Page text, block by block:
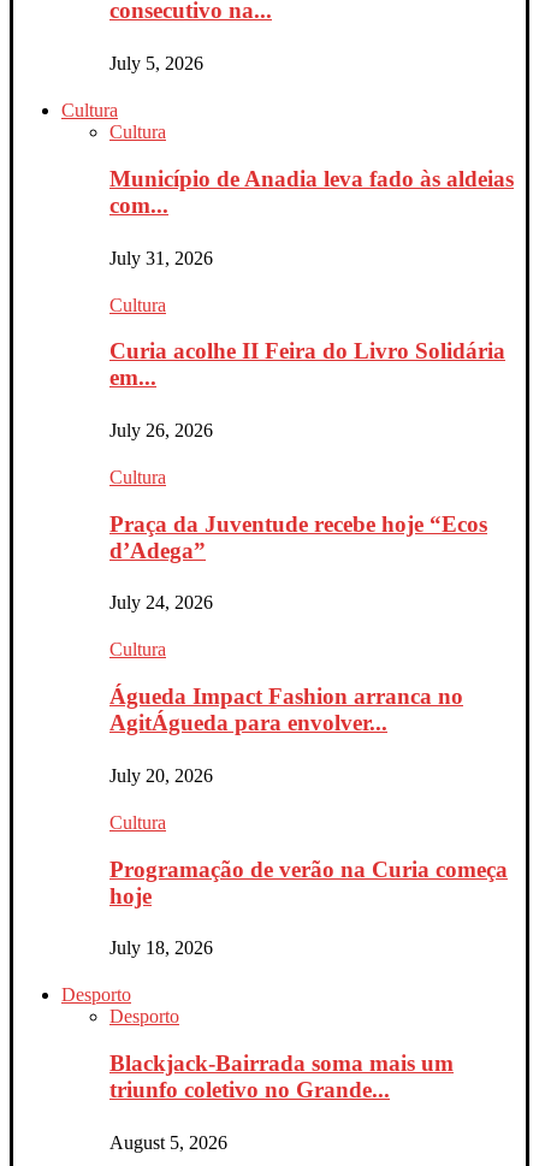
consecutivo na...
July 5, 2026
Cultura
Cultura
Município de Anadia leva fado às aldeias
com...
July 31, 2026
Cultura
Curia acolhe II Feira do Livro Solidária
em...
July 26, 2026
Cultura
Praça da Juventude recebe hoje “Ecos
d’Adega”
July 24, 2026
Cultura
Águeda Impact Fashion arranca no
AgitÁgueda para envolver...
July 20, 2026
Cultura
Programação de verão na Curia começa
hoje
July 18, 2026
Desporto
Desporto
Blackjack-Bairrada soma mais um
triunfo coletivo no Grande...
August 5, 2026